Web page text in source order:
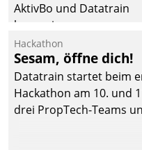
AktivBo und Datatrain
kooperieren –
Immobilienunternehmen
profitieren: Die nahtlose
Integration der
von AktivBo und
Datatrain ermöglicht
Hackathon
Sesam, öffne dich!
Datatrain startet beim
Hackathon am 10. und
drei PropTech-Teams